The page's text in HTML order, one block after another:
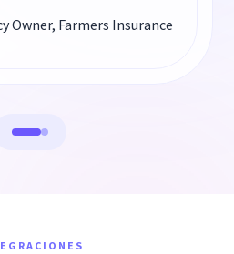
Owner, Farmers Insurance